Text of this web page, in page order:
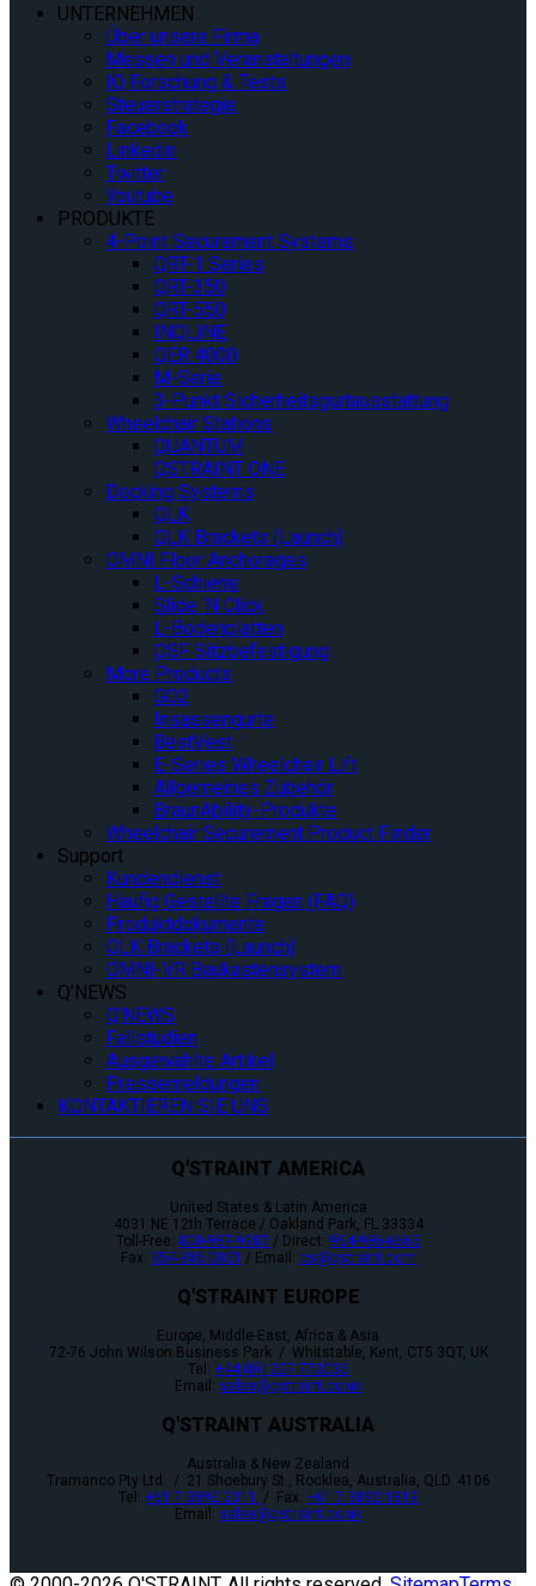
UNTERNEHMEN
Über unsere Firma
Messen und Veranstaltungen
IQ Forschung & Tests
Steuerstrategie
Facebook
Linkedin
Twitter
Youtube
PRODUKTE
4-Point Securement Systems
QRT-1 Series
QRT-350
QRT-550
INQLINE
QER 4000
M-Serie
3-Punkt Sicherheitsgurtausstattung
Wheelchair Stations
QUANTUM
QSTRAINT ONE
Docking Systems
QLK
QLK Brackets (Launch)
OMNI Floor Anchorages
L-Schiene
Slide ‘N Click
L-Bodenplatten
QSF Sitzbefestigung
More Products
GO2
Insassengurte
BestVest
E-Series Wheelchair Lift
Allgemeines Zubehör
BraunAbility-Produkte
Wheelchair Securement Product Finder
Support
Kundendienst
Häufig Gestellte Fragen (FAQ)
Produktdokumente
QLK Brackets (Launch)
OMNI-VR Baukastensystem
Q’NEWS
Q’NEWS
Fallstudien
Ausgewählte Artikel
Pressemeldungen
KONTAKTIEREN SIE UNS
Q'STRAINT AMERICA
United States & Latin America
4031 NE 12th Terrace / Oakland Park, FL 33334
Toll-Free: 800-987-9987 / Direct: 954-986-6665
Fax: 954-986-0021 / Email: cs@qstraint.com
Q'STRAINT EUROPE
Europe, Middle-East, Africa & Asia
72-76 John Wilson Business Park / Whitstable, Kent, CT5 3QT, UK
Tel: +44 (0)1227 773035
Email: sales@qstraint.co.uk
Q'STRAINT AUSTRALIA
Australia & New Zealand
Tramanco Pty Ltd. / 21 Shoebury St., Rocklea, Australia, QLD. 4106
Tel: +61 7 3892 2311 / Fax: +61 7 3892 1819
Email: sales@qstraint.co.uk